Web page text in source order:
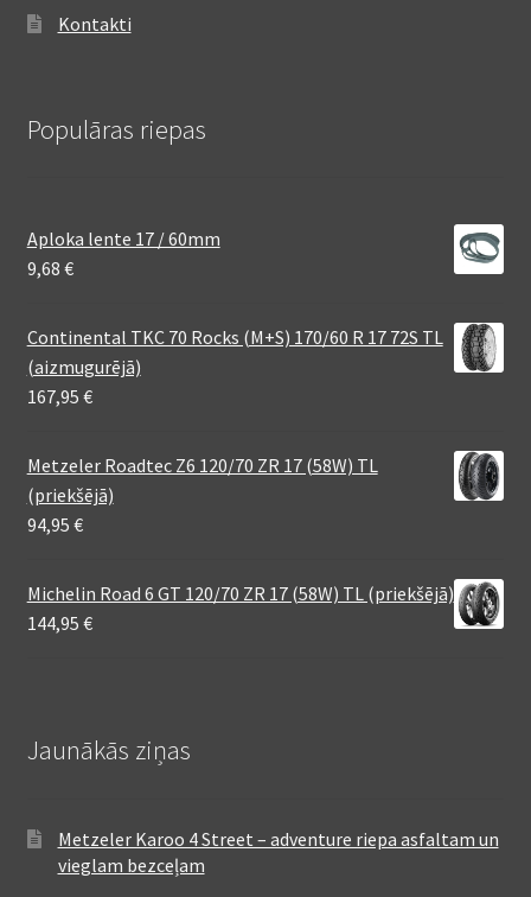
Kontakti
Populāras riepas
Aploka lente 17 / 60mm
9,68 €
Continental TKC 70 Rocks (M+S) 170/60 R 17 72S TL
(aizmugurējā)
167,95 €
Metzeler Roadtec Z6 120/70 ZR 17 (58W) TL
(priekšējā)
94,95 €
Michelin Road 6 GT 120/70 ZR 17 (58W) TL (priekšējā)
144,95 €
Jaunākās ziņas
Metzeler Karoo 4 Street – adventure riepa asfaltam un
vieglam bezceļam